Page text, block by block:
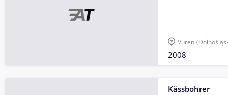
Vuren
2008
Kässbohrer